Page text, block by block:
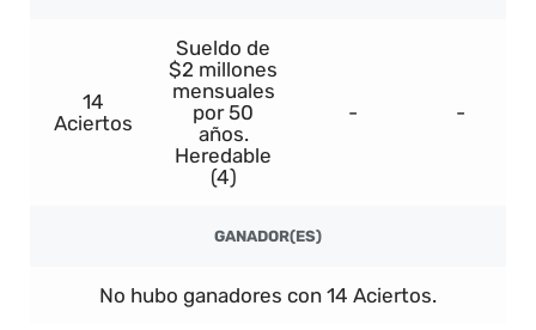
14
Aciertos
Sueldo de
$2 millones
mensuales
por 50
años.
Heredable
(4)
- -
GANADOR(ES)
No hubo ganadores con 14 Aciertos.